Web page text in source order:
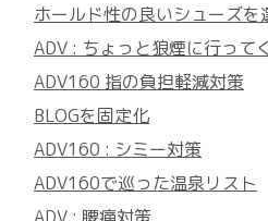
ホールド性の良いシューズを
ADV : ちょっと狼煙に行って
ADV160 指の負担軽減対策
BLOGを固定化
ADV160 : シミー対策
ADV160で巡った温泉リスト
ADV : 腰痛対策